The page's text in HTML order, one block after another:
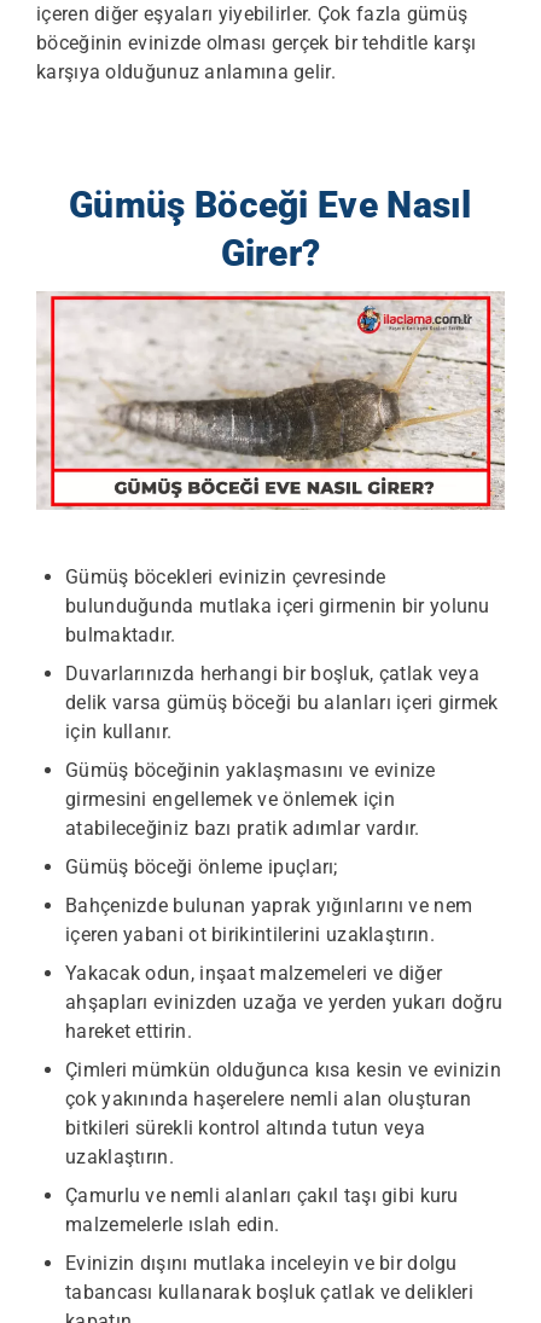
içeren diğer eşyaları yiyebilirler. Çok fazla gümüş
böceğinin evinizde olması gerçek bir tehditle karşı
karşıya olduğunuz anlamına gelir.
Gümüş Böceği Eve Nasıl
Girer?
Gümüş böcekleri evinizin çevresinde
bulunduğunda mutlaka içeri girmenin bir yolunu
bulmaktadır.
Duvarlarınızda herhangi bir boşluk, çatlak veya
delik varsa gümüş böceği bu alanları içeri girmek
için kullanır.
Gümüş böceğinin yaklaşmasını ve evinize
girmesini engellemek ve önlemek için
atabileceğiniz bazı pratik adımlar vardır.
Gümüş böceği önleme ipuçları;
Bahçenizde bulunan yaprak yığınlarını ve nem
içeren yabani ot birikintilerini uzaklaştırın.
Yakacak odun, inşaat malzemeleri ve diğer
ahşapları evinizden uzağa ve yerden yukarı doğru
hareket ettirin.
Çimleri mümkün olduğunca kısa kesin ve evinizin
çok yakınında haşerelere nemli alan oluşturan
bitkileri sürekli kontrol altında tutun veya
uzaklaştırın.
Çamurlu ve nemli alanları çakıl taşı gibi kuru
malzemelerle ıslah edin.
Evinizin dışını mutlaka inceleyin ve bir dolgu
tabancası kullanarak boşluk çatlak ve delikleri